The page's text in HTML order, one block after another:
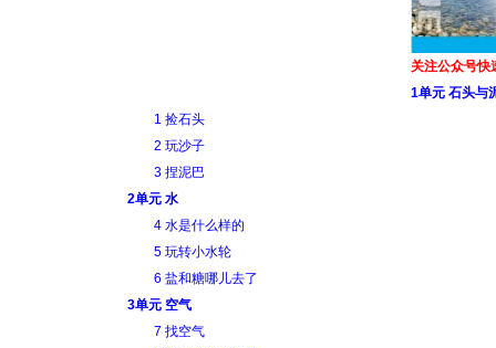
关注公众号快
1单元 石头与
1 捡石头
2 玩沙子
3 捏泥巴
2单元 水
4 水是什么样的
5 玩转小水轮
6 盐和糖哪儿去了
3单元 空气
7 找空气